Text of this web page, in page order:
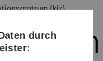
Direkt
Direkt
Direkt
(Sprache,
Drucken,
Direkt
Direkt
(kiz)
durch